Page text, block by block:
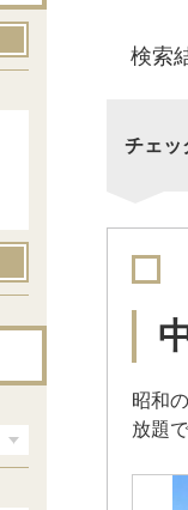
検索
チェッ
昭和
放題